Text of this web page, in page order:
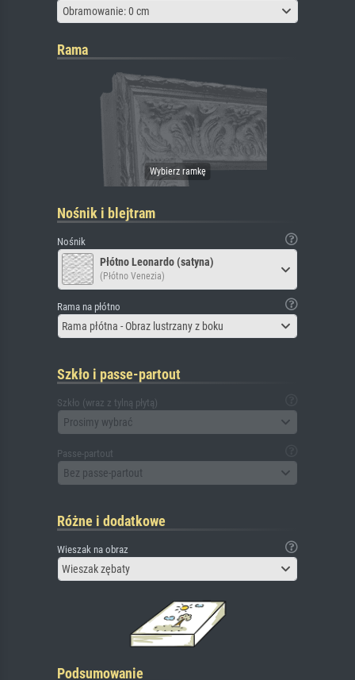
Obramowanie: 0 cm
Rama
Nośnik i blejtram
Nośnik
Płótno Leonardo (satyna)
(Płótno Venezia)
Rama na płótno
Rama płótna - Obraz lustrzany z boku
Szkło i passe-partout
Szkło (wraz z tylną płytą)
Prosimy wybrać
Passe-partout
Bez passe-partout
Różne i dodatkowe
Wieszak na obraz
Wieszak zębaty
Podsumowanie